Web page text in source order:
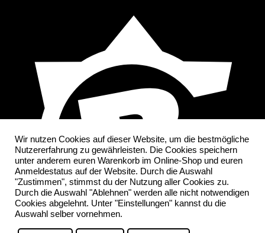
Wir nutzen Cookies auf dieser Website, um die bestmögliche
Nutzererfahrung zu gewährleisten. Die Cookies speichern
unter anderem euren Warenkorb im Online-Shop und euren
Anmeldestatus auf der Website. Durch die Auswahl
"Zustimmen", stimmst du der Nutzung aller Cookies zu.
Durch die Auswahl "Ablehnen" werden alle nicht notwendigen
Cookies abgelehnt. Unter "Einstellungen" kannst du die
Auswahl selber vornehmen.